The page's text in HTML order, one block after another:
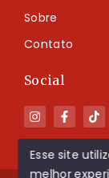
Sobre
Contato
Social
Esse site
melhor